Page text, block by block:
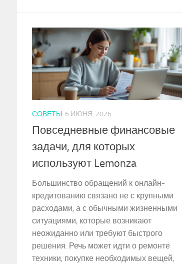
СОВЕТЫ 6 ИЮНЯ, 2026
Повседневные финансовые
задачи, для которых
используют Lemonza
Большинство обращений к онлайн-
кредитованию связано не с крупными
расходами, а с обычными жизненными
ситуациями, которые возникают
неожиданно или требуют быстрого
решения. Речь может идти о ремонте
техники, покупке необходимых вещей,